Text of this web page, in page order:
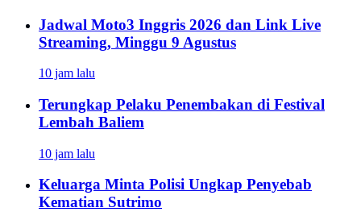
Jadwal Moto3 Inggris 2026 dan Link Live
Streaming, Minggu 9 Agustus
10 jam lalu
Terungkap Pelaku Penembakan di Festival
Lembah Baliem
10 jam lalu
Keluarga Minta Polisi Ungkap Penyebab
Kematian Sutrimo